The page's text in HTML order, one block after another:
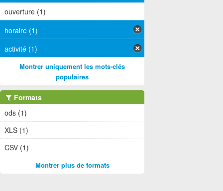
ouverture (1)
horaire (1)
activité (1)
Montrer uniquement les mots-clés
populaires
Formats
ods (1)
XLS (1)
CSV (1)
Montrer plus de formats